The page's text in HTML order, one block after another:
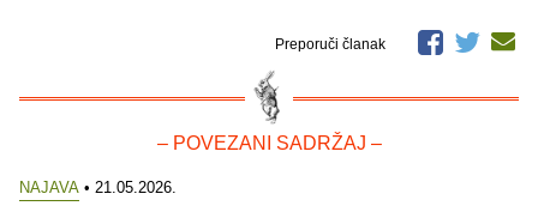
Preporuči članak
– POVEZANI SADRŽAJ –
NAJAVA • 21.05.2026.